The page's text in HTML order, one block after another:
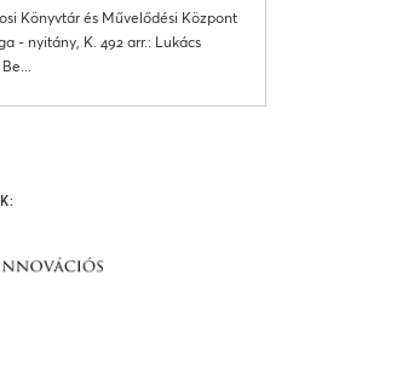
Könyvtár és Művelődési Központ
- nyitány, K. 492 arr.: Lukács